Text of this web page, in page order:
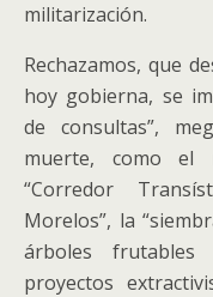
militarización.
Rechazamos, que
hoy gobierna, se
de consultas”,
muerte, como el
“Corredor
Morelos”, la
árboles
proyectos